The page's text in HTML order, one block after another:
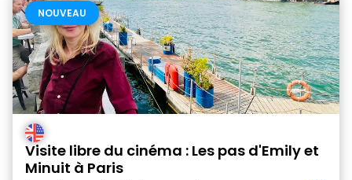
NOUVEAU
Visite libre du cinéma : Les pas d'Emily et
Minuit à Paris